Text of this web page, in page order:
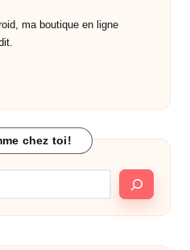
ma boutique en ligne
chez toi!